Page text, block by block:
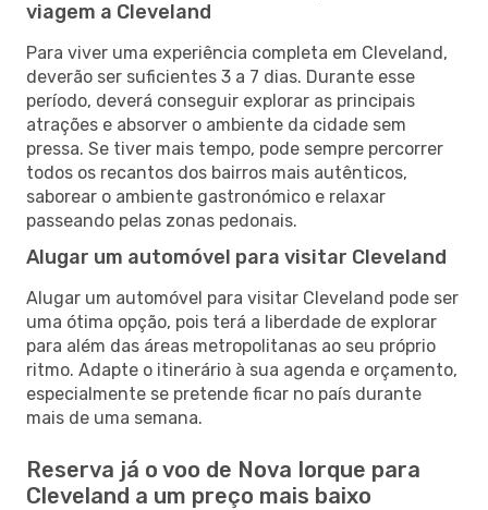
viagem a Cleveland
Para viver uma experiência completa em Cleveland,
deverão ser suficientes 3 a 7 dias. Durante esse
período, deverá conseguir explorar as principais
atrações e absorver o ambiente da cidade sem
pressa. Se tiver mais tempo, pode sempre percorrer
todos os recantos dos bairros mais autênticos,
saborear o ambiente gastronómico e relaxar
passeando pelas zonas pedonais.
Alugar um automóvel para visitar Cleveland
Alugar um automóvel para visitar Cleveland pode ser
uma ótima opção, pois terá a liberdade de explorar
para além das áreas metropolitanas ao seu próprio
ritmo. Adapte o itinerário à sua agenda e orçamento,
especialmente se pretende ficar no país durante
mais de uma semana.
Reserva já o voo de Nova Iorque para
Cleveland a um preço mais baixo